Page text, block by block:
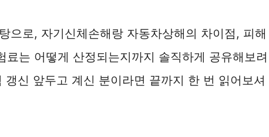
으로, 자기신체손해랑 자동차상해의 차이점, 피해
료는 어떻게 산정되는지까지 솔직하게 공유해보려
신 앞두고 계신 분이라면 끝까지 한 번 읽어보셔